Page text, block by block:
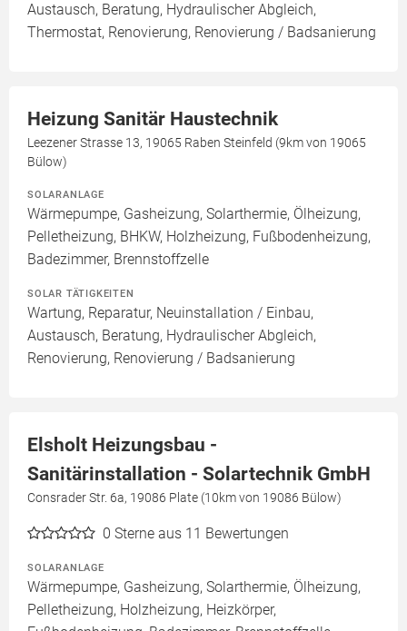
Austausch, Beratung, Hydraulischer Abgleich,
Thermostat, Renovierung, Renovierung / Badsanierung
Heizung Sanitär Haustechnik
Leezener Strasse 13, 19065 Raben Steinfeld (9km von 19065
Bülow)
SOLARANLAGE
Wärmepumpe, Gasheizung, Solarthermie, Ölheizung,
Pelletheizung, BHKW, Holzheizung, Fußbodenheizung,
Badezimmer, Brennstoffzelle
SOLAR TÄTIGKEITEN
Wartung, Reparatur, Neuinstallation / Einbau,
Austausch, Beratung, Hydraulischer Abgleich,
Renovierung, Renovierung / Badsanierung
Elsholt Heizungsbau -
Sanitärinstallation - Solartechnik GmbH
Consrader Str. 6a, 19086 Plate (10km von 19086 Bülow)
0 Sterne aus 11 Bewertungen
SOLARANLAGE
Wärmepumpe, Gasheizung, Solarthermie, Ölheizung,
Pelletheizung, Holzheizung, Heizkörper,